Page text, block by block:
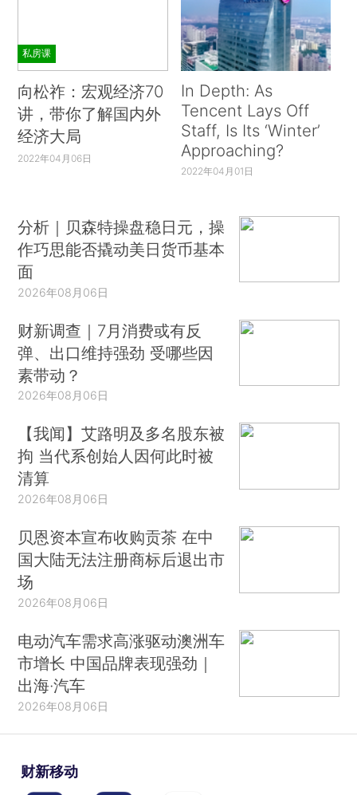
私房课
向松祚：宏观经济70
讲，带你了解国内外
经济大局
2022年04月06日
In Depth: As
Tencent Lays Off
Staff, Is Its ‘Winter’
Approaching?
2022年04月01日
分析｜贝森特操盘稳日元，操
作巧思能否撬动美日货币基本
面
2026年08月06日
财新调查｜7月消费或有反
弹、出口维持强劲 受哪些因
素带动？
2026年08月06日
【我闻】艾路明及多名股东被
拘 当代系创始人因何此时被
清算
2026年08月06日
贝恩资本宣布收购贡茶 在中
国大陆无法注册商标后退出市
场
2026年08月06日
电动汽车需求高涨驱动澳洲车
市增长 中国品牌表现强劲｜
出海·汽车
2026年08月06日
财新移动